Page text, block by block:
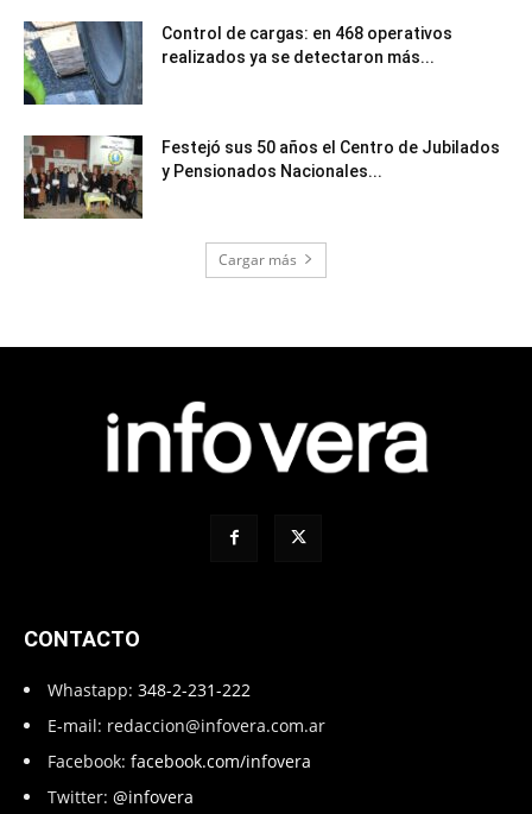
Control de cargas: en 468 operativos
realizados ya se detectaron más...
Festejó sus 50 años el Centro de Jubilados
y Pensionados Nacionales...
Cargar más
CONTACTO
Whastapp: 348-2-231-222
E-mail: redaccion@infovera.com.ar
Facebook: facebook.com/infovera
Twitter: @infovera